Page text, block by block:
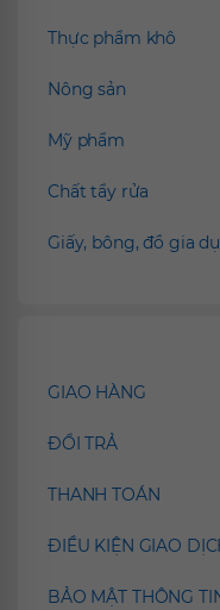
Thực phẩm khô
Nông sản
Mỹ phẩm
Chất tẩy rửa
Giấy, bông, đồ gia
GIAO HÀNG
ĐỔI TRẢ
THANH TOÁN
ĐIỀU KIỆN GIAO
BẢO MẬT THÔNG